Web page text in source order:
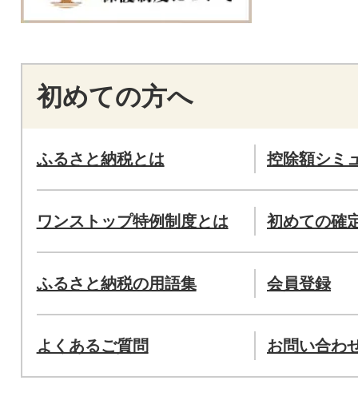
初めての方へ
ふるさと納税とは 控除額シミ
ワンストップ特例制度とは 初めての確
ふるさと納税の用語集 会員登録
よくあるご質問 お問い合わ